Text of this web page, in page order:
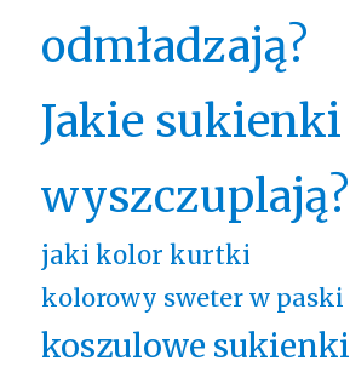
odmładzają?
Jakie sukienki
wyszczuplają?
jaki kolor kurtki
kolorowy sweter w paski
koszulowe sukienki